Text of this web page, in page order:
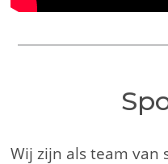
Wij zijn als team van